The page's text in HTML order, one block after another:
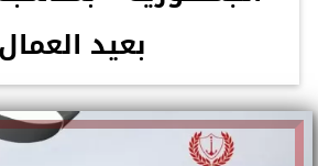
بعيد العمال